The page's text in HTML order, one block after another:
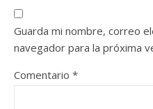
Guarda mi nombre, correo
navegador para la próxima
Comentario *